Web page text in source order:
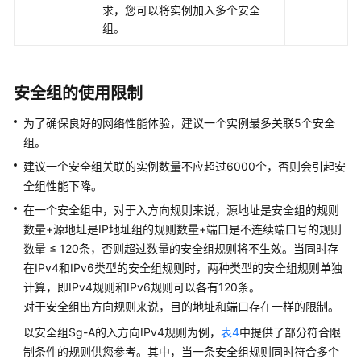
求，您可以将实例加入多个安全
组。
安全组的使用限制
为了确保良好的网络性能体验，建议一个实例最多关联5个安全
组。
建议一个安全组关联的实例数量不应超过6000个，否则会引起安
全组性能下降。
在一个安全组中，对于入方向规则来说，源地址是安全组的规则
数量+源地址是IP地址组的规则数量+端口是不连续端口号的规则
数量 ≤ 120条，否则超过数量的安全组规则将不生效。当同时存
在IPv4和IPv6类型的安全组规则时，两种类型的安全组规则单独
计算，即IPv4规则和IPv6规则可以各有120条。
对于安全组出方向规则来说，目的地址和端口存在一样的限制。
以安全组Sg-A的入方向IPv4规则为例， 表4中提供了部分符合限
制条件的规则供您参考。其中，当一条安全组规则同时符合多个